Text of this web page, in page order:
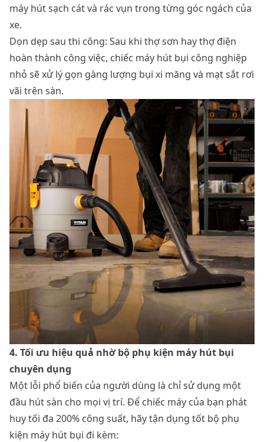
máy hút sạch cát và rác vụn trong từng góc ngách của
xe.
Dọn dẹp sau thi công: Sau khi thợ sơn hay thợ điện
hoàn thành công việc, chiếc máy hút bụi công nghiệp
nhỏ sẽ xử lý gọn gàng lượng bụi xi măng và mạt sắt rơi
vãi trên sàn.
4. Tối ưu hiệu quả nhờ bộ phụ kiện máy hút bụi
chuyên dụng
Một lỗi phổ biến của người dùng là chỉ sử dụng một
đầu hút sàn cho mọi vị trí. Để chiếc máy của bạn phát
huy tối đa 200% công suất, hãy tận dụng tốt bộ phụ
kiện máy hút bụi đi kèm: